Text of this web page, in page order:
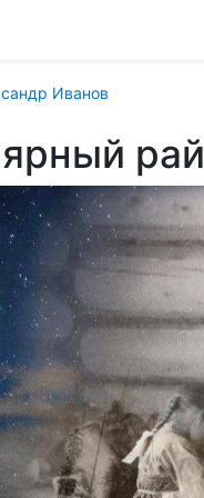
Иванов
рай